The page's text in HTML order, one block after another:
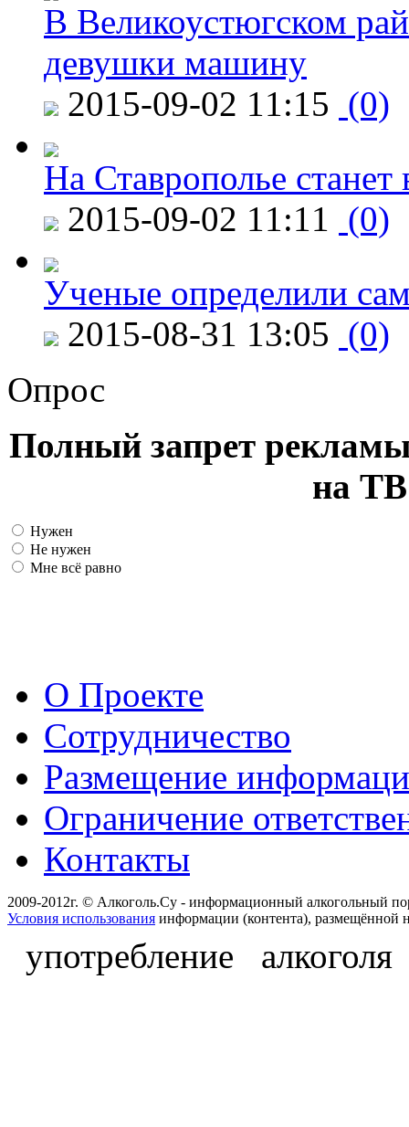
В Великоустюгском
девушки машину
2015-09-02 11:15 (0)
На Ставрополье
2015-09-02 11:11 (0)
Ученые определили
2015-08-31 13:05 (0)
Опрос
Полный запрет
на ТВ
Нужен
Не нужен
Мне всё равно
О Проекте
Сотрудничество
Размещение
Ограничение
Контакты
2009-2012г. © Алкоголь.Су - информационный алкогольный
Условия использования информации (контента), размещённой
употребление